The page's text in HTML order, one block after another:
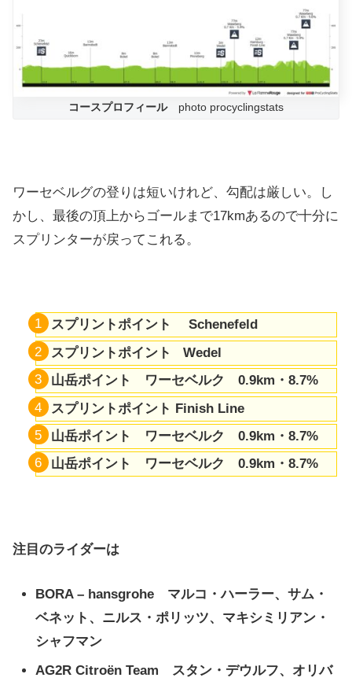
コースプロフィールphoto procyclingstats
ワーセベルグの登りは短いけれど、勾配は厳しい。し
かし、最後の頂上からゴールまで17kmあるので十分に
スプリンターが戻ってこれる。
スプリントポイント Schenefeld
スプリントポイント Wedel
山岳ポイント ワーセベルク 0.9km・8.7%
スプリントポイント Finish Line
山岳ポイント ワーセベルク 0.9km・8.7%
山岳ポイント ワーセベルク 0.9km・8.7%
注目のライダーは
BORA – hansgrohe マルコ・ハーラー、サム・
ベネット、ニルス・ポリッツ、マキシミリアン・
シャフマン
AG2R Citroën Team スタン・デウルフ、オリバ